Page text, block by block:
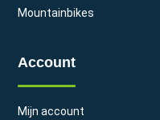
Mountainbikes
Account
Mijn account